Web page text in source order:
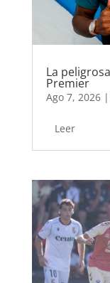
La
Premier
Ago 7, 2026|
Leer